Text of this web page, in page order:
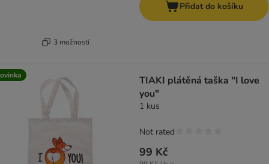
3 možností
Přidat do košíku
TIAKI plátěná taška "I love
you"
1 kus
99 Kč
Not rated